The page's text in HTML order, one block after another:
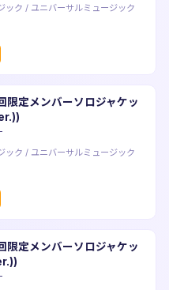
ック / ユニバーサルミュージック
限定メンバーソロジャケッ
ック / ユニバーサルミュージック
限定メンバーソロジャケッ